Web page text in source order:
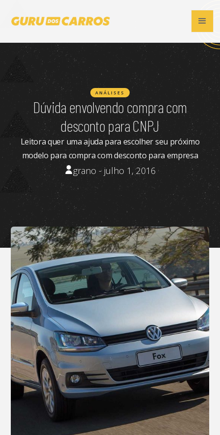
ANÁLISES
Dúvida envolvendo compra com
desconto para CNPJ
Leitora quer uma ajuda para escolher seu próximo
modelo para compra com desconto para empresa
grano - julho 1, 2016